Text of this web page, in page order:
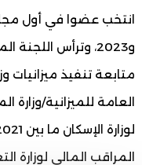
و2023، وترأس
متابعة تنفيذ ميزانيات
العامة للميزانية/
المراقب المالي لوزارة